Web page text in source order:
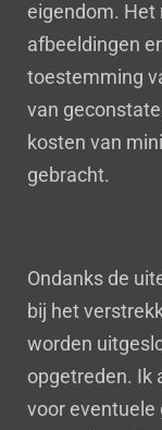
eigendom. Het
afbeeldingen
toestemming
van
kosten van
gebracht.
Ondanks de
bij het
worden
opgetreden. Ik
voor eventuele